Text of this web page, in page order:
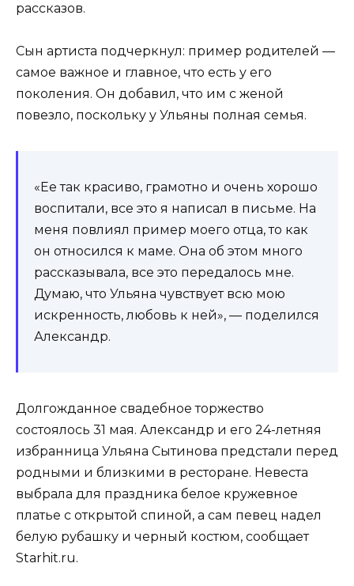
рассказов.
Сын артиста подчеркнул: пример родителей —
самое важное и главное, что есть у его
поколения. Он добавил, что им с женой
повезло, поскольку у Ульяны полная семья.
«Ее так красиво, грамотно и очень хорошо
воспитали, все это я написал в письме. На
меня повлиял пример моего отца, то как
он относился к маме. Она об этом много
рассказывала, все это передалось мне.
Думаю, что Ульяна чувствует всю мою
искренность, любовь к ней», — поделился
Александр.
Долгожданное свадебное торжество
состоялось 31 мая. Александр и его 24-летняя
избранница Ульяна Сытинова предстали перед
родными и близкими в ресторане. Невеста
выбрала для праздника белое кружевное
платье с открытой спиной, а сам певец надел
белую рубашку и черный костюм, сообщает
Starhit.ru.